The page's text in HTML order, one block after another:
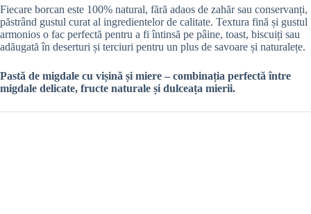
Fiecare borcan este 100% natural, fără adaos de zahăr sau conservanți,
păstrând gustul curat al ingredientelor de calitate. Textura fină și gustul
armonios o fac perfectă pentru a fi întinsă pe pâine, toast, biscuiți sau
adăugată în deserturi și terciuri pentru un plus de savoare și naturalețe.
Pastă de migdale cu vișină și miere – combinația perfectă între
migdale delicate, fructe naturale și dulceața mierii.